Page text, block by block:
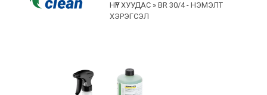
mobile
mobile
НҮҮР ХУУДАС» BR 30/4 - НЭМЭЛТ
ХЭРЭГСЭЛ